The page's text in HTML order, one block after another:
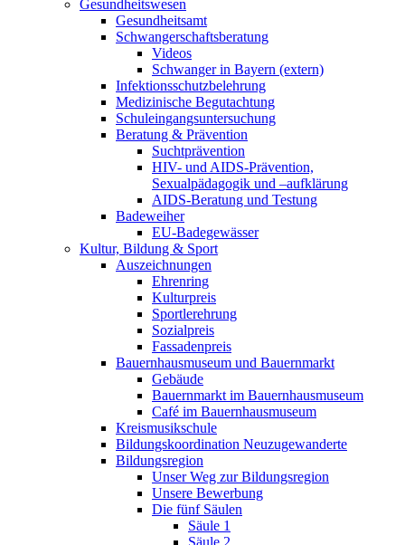
Gesundheitswesen
Gesundheitsamt
Schwangerschaftsberatung
Videos
Schwanger in Bayern (extern)
Infektionsschutzbelehrung
Medizinische Begutachtung
Schuleingangsuntersuchung
Beratung & Prävention
Suchtprävention
HIV- und AIDS-Prävention,
Sexualpädagogik und –aufklärung
AIDS-Beratung und Testung
Badeweiher
EU-Badegewässer
Kultur, Bildung & Sport
Auszeichnungen
Ehrenring
Kulturpreis
Sportlerehrung
Sozialpreis
Fassadenpreis
Bauernhausmuseum und Bauernmarkt
Gebäude
Bauernmarkt im Bauernhausmuseum
Café im Bauernhausmuseum
Kreismusikschule
Bildungskoordination Neuzugewanderte
Bildungsregion
Unser Weg zur Bildungsregion
Unsere Bewerbung
Die fünf Säulen
Säule 1
Säule 2